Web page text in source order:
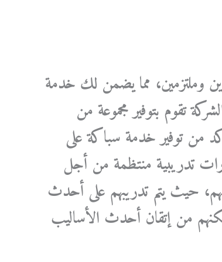
وملتزمين، مما يضمن لك خدمة
تقوم بتوفير مجموعة من
من توفير خدمة سباكة على
تدريبية منتظمة من أجل
حيث يتم تدريبهم على أحدث
من إتقان أحدث الأساليب